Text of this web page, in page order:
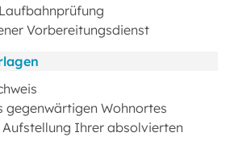
Vorbereitungsdienst
gegenwärtigen Wohnortes
Ihrer absolvierten